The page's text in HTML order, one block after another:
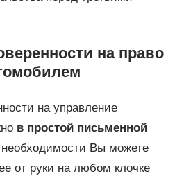
на право
на управление
в простой письменной
Вы можете
от руки на любом клочке